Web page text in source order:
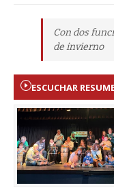
Con dos
de invierno
ESCUCHAR